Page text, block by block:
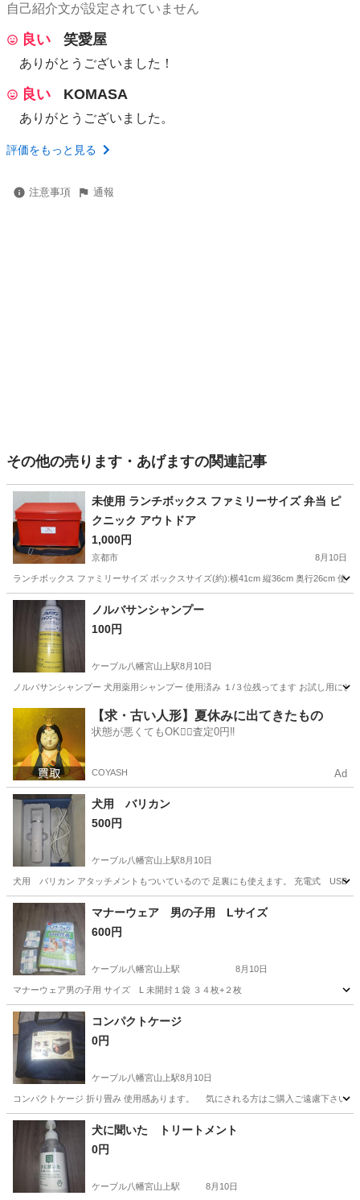
自己紹介文が設定されていません
良い 笑愛屋
ありがとうございました！
良い KOMASA
ありがとうございました。
評価をもっと見る
注意事項 通報
その他の売ります・あげますの関連記事
未使用 ランチボックス ファミリーサイズ 弁当 ピ
クニック アウトドア
1,000円
京都市 8月10日
ランチボックス ファミリーサイズ ボックスサイズ(約):横41cm 縦36cm 奥行26cm 使
京都 京都市 その他 ファミリー
ノルバサンシャンプー
100円
ケーブル八幡宮山上駅8月10日
ノルバサンシャンプー 犬用薬用シャンプー 使用済み １/３位残ってます お試し用にど
ケーブル八幡宮山上駅 その他 使用済み
【求・古い人形】夏休みに出てきたもの
状態が悪くてもOK🙆‍♀️査定0円‼️
COYASH Ad
犬用 バリカン
500円
ケーブル八幡宮山上駅8月10日
犬用 バリカン アタッチメントもついているので 足裏にも使えます。 充電式 USB
京都 八幡市 ケーブル八幡宮山上駅 その他
マナーウェア 男の子用 Lサイズ
600円
ケーブル八幡宮山上駅 8月10日
マナーウェア男の子用 サイズ L 未開封１袋 ３４枚+２枚
京都 八幡市 ケーブル八幡宮山上駅
コンパクトケージ
0円
ケーブル八幡宮山上駅8月10日
コンパクトケージ 折り畳み 使用感あります。 気にされる方はご購入ご遠慮下さい
京都 八幡市 ケーブル八幡宮山上駅 その他
犬に聞いた トリートメント
0円
ケーブル八幡宮山上駅 8月10日